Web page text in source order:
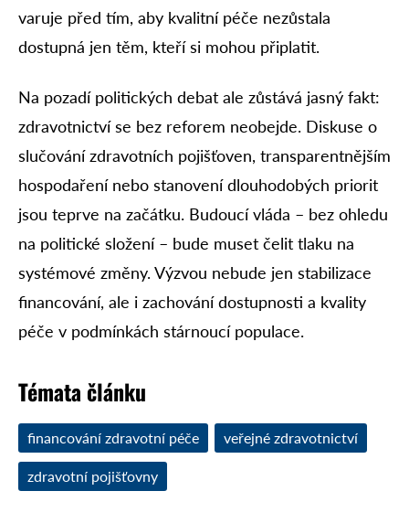
varuje před tím, aby kvalitní péče nezůstala
dostupná jen těm, kteří si mohou připlatit.
Na pozadí politických debat ale zůstává jasný fakt:
zdravotnictví se bez reforem neobejde. Diskuse o
slučování zdravotních pojišťoven, transparentnějším
hospodaření nebo stanovení dlouhodobých priorit
jsou teprve na začátku. Budoucí vláda – bez ohledu
na politické složení – bude muset čelit tlaku na
systémové změny. Výzvou nebude jen stabilizace
financování, ale i zachování dostupnosti a kvality
péče v podmínkách stárnoucí populace.
Témata článku
financování zdravotní péče veřejné zdravotnictví
zdravotní pojišťovny